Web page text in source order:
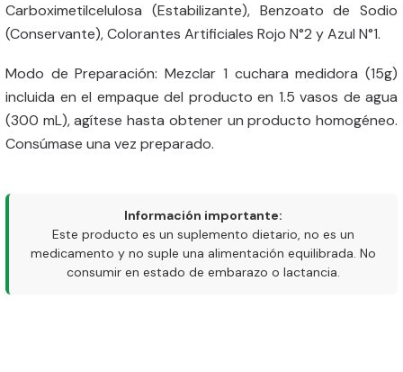
Carboximetilcelulosa (Estabilizante), Benzoato de Sodio
(Conservante), Colorantes Artificiales Rojo N°2 y Azul N°1.
Modo de Preparación: Mezclar 1 cuchara medidora (15g)
incluida en el empaque del producto en 1.5 vasos de agua
(300 mL), agítese hasta obtener un producto homogéneo.
Consúmase una vez preparado.
Información importante:
Este producto es un suplemento dietario, no es un
medicamento y no suple una alimentación equilibrada. No
consumir en estado de embarazo o lactancia.